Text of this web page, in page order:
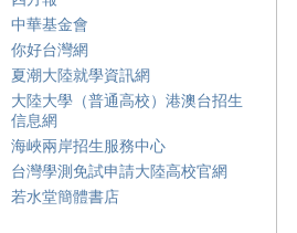
中華基金會
你好台灣網
夏潮大陸就學資訊網
大陸大學（普通高校）港澳台招生
信息網
海峽兩岸招生服務中心
台灣學測免試申請大陸高校官網
若水堂簡體書店